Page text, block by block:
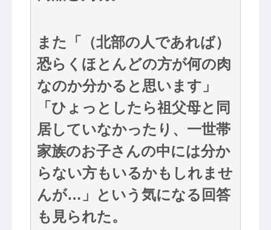
また「（北部の人であれば）
恐らくほとんどの方が何の肉
なのか分かると思います」
「ひょっとしたら祖父母と同
居していなかったり、一世帯
家族のお子さんの中には分か
らない方もいるかもしれませ
んが…」という気になる回答
も見られた。